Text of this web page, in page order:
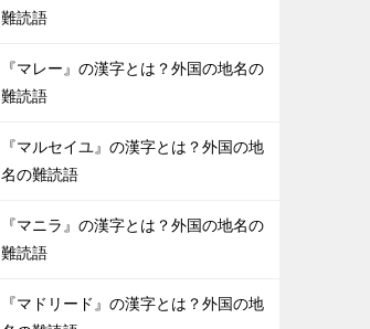
難読語
『マレー』の漢字とは？外国の地名の
難読語
『マルセイユ』の漢字とは？外国の地
名の難読語
『マニラ』の漢字とは？外国の地名の
難読語
『マドリード』の漢字とは？外国の地